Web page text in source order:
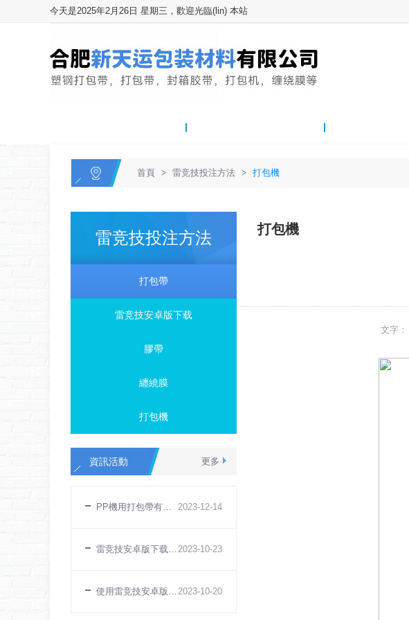
今天是2025年2月26日 星期三，歡迎光臨(lin) 本站
首頁 > 雷竞技投注方法 > 打包機
雷竞技投注方法
打包帶
雷竞技安卓版下载
膠帶
纏繞膜
打包機
更多
資訊活動
2023-12-14
PP機用打包帶有哪些特點
2023-10-23
雷竞技安卓版下载無法打緊原因
2023-10-20
使用雷竞技安卓版下载有什麽好處
打包機
文字：